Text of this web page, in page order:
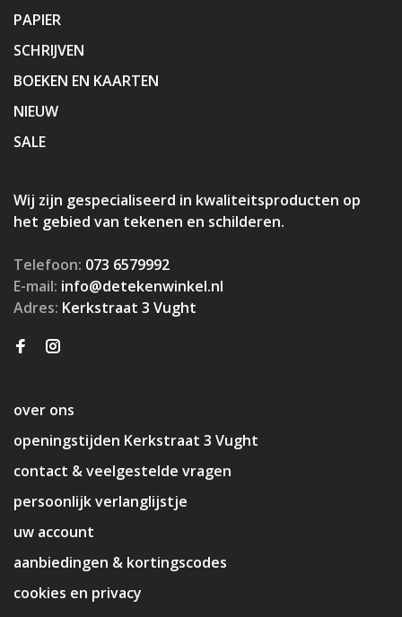
PAPIER
SCHRIJVEN
BOEKEN EN KAARTEN
NIEUW
SALE
Wij zijn gespecialiseerd in kwaliteitsproducten op
het gebied van tekenen en schilderen.
Telefoon: 073 6579992
E-mail: info@detekenwinkel.nl
Adres: Kerkstraat 3 Vught
over ons
openingstijden Kerkstraat 3 Vught
contact & veelgestelde vragen
persoonlijk verlanglijstje
uw account
aanbiedingen & kortingscodes
cookies en privacy